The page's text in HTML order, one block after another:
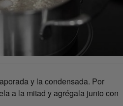
y la condensada. Por
a la mitad y agrégala junto con